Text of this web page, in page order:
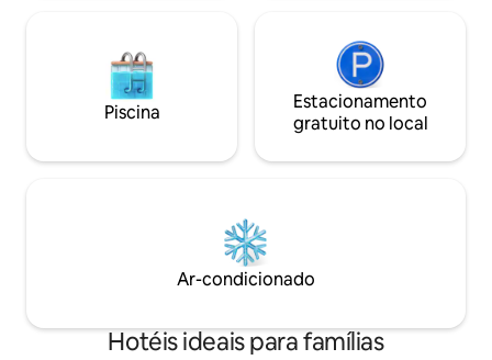
Piscina
Estacionamento
gratuito no local
Ar-condicionado
Hotéis ideais para famílias